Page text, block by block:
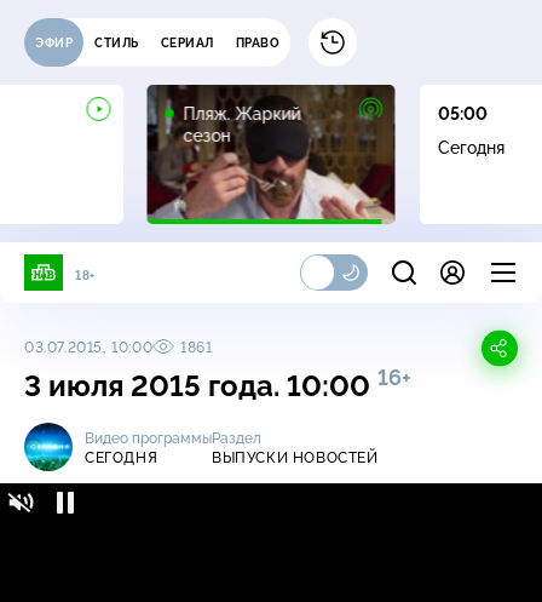
ЭФИР СТИЛЬ СЕРИАЛ ПРАВО
Пляж. Жаркий
сезон
16+
05:00
Сегодня
18+
03.07.2015, 10:00 1861
3 июля 2015 года. 10:00 16+
Видео программы
СЕГОДНЯ
Раздел
ВЫПУСКИ НОВОСТЕЙ